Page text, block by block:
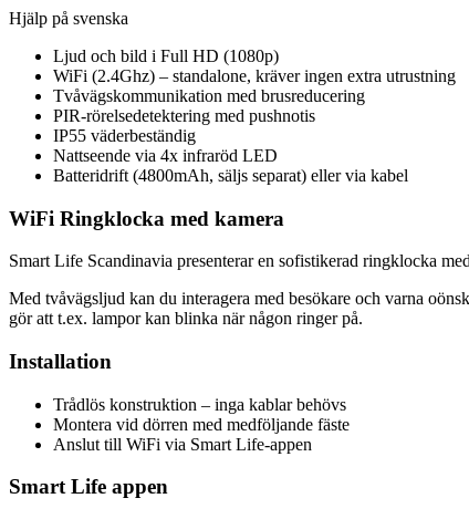
Hjälp på svenska
Ljud och bild i Full HD (1080p)
WiFi (2.4Ghz) – standalone, kräver ingen extra utrustning
Tvåvägskommunikation med brusreducering
PIR-rörelsedetektering med pushnotis
IP55 väderbeständig
Nattseende via 4x infraröd LED
Batteridrift (4800mAh, säljs separat) eller via kabel
WiFi Ringklocka med kamera
Smart Life Scandinavia presenterar en sofistikerad ringklocka
Med tvåvägsljud kan du interagera med besökare och varna
gör att t.ex. lampor kan blinka när någon ringer på.
Installation
Trådlös konstruktion – inga kablar behövs
Montera vid dörren med medföljande fäste
Anslut till WiFi via Smart Life-appen
Smart Life appen